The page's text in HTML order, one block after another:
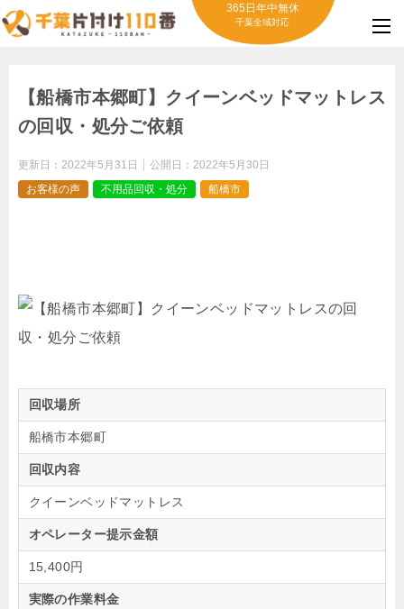
365日年中無休
千葉全域対応
【船橋市本郷町】クイーンベッドマットレス
の回収・処分ご依頼
更新日： 2022年5月31日 公開日： 2022年5月30日
お客様の声
不用品回収・処分 船橋市
回収場所
船橋市本郷町
回収内容
クイーンベッドマットレス
オペレーター提示金額
15,400円
実際の作業料金